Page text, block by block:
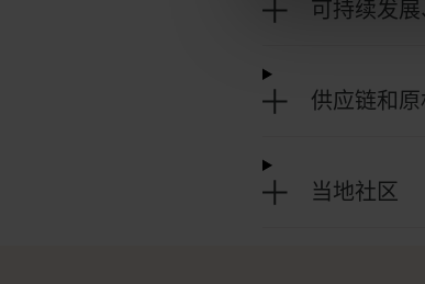
可持续发
供应链和
当地社区